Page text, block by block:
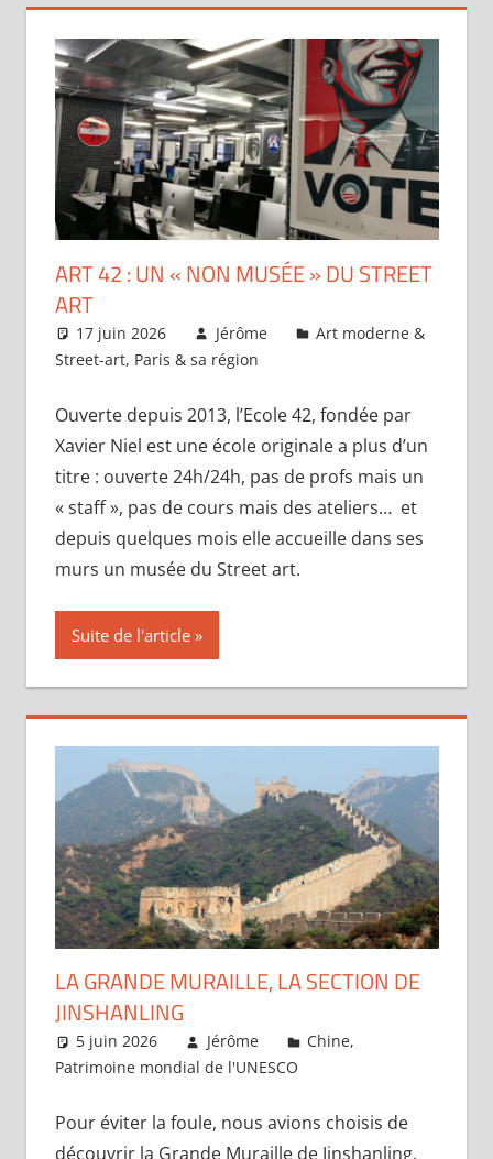
ART 42 : UN « NON MUSÉE » DU STREET
ART
17 juin 2026 Jérôme
Art moderne &
Street-art, Paris & sa région
Ouverte depuis 2013, l’Ecole 42, fondée par
Xavier Niel est une école originale a plus d’un
titre : ouverte 24h/24h, pas de profs mais un
« staff », pas de cours mais des ateliers… et
depuis quelques mois elle accueille dans ses
murs un musée du Street art.
Suite de l'article
LA GRANDE MURAILLE, LA SECTION DE
JINSHANLING
5 juin 2026 Jérôme Chine,
Patrimoine mondial de l'UNESCO
Pour éviter la foule, nous avions choisis de
découvrir la Grande Muraille de Jinshanling,